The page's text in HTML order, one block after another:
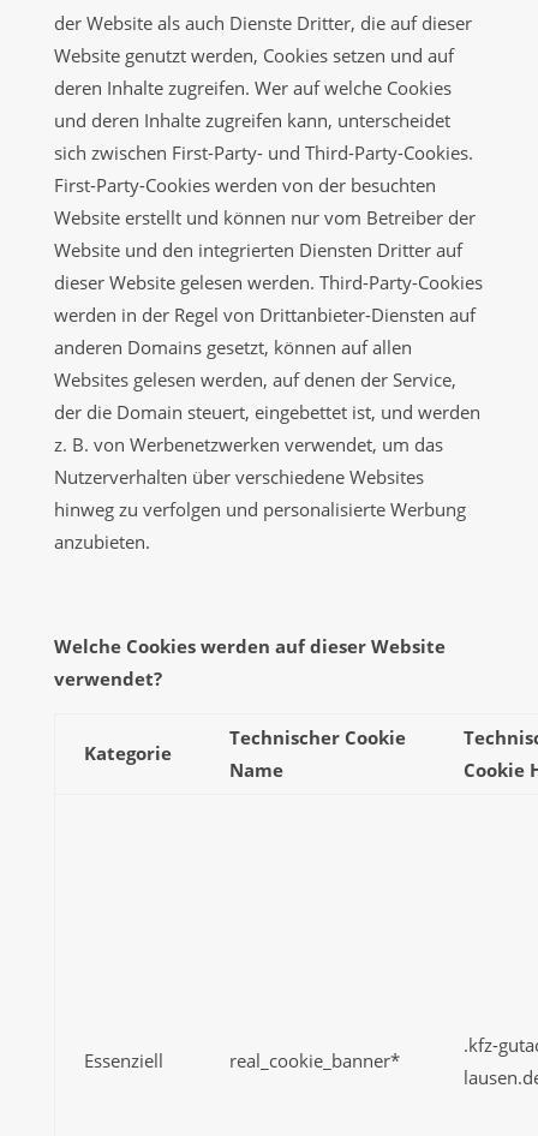
der Website als auch Dienste Dritter, die auf dieser
Website genutzt werden, Cookies setzen und auf
deren Inhalte zugreifen. Wer auf welche Cookies
und deren Inhalte zugreifen kann, unterscheidet
sich zwischen First-Party- und Third-Party-Cookies.
First-Party-Cookies werden von der besuchten
Website erstellt und können nur vom Betreiber der
Website und den integrierten Diensten Dritter auf
dieser Website gelesen werden. Third-Party-Cookies
werden in der Regel von Drittanbieter-Diensten auf
anderen Domains gesetzt, können auf allen
Websites gelesen werden, auf denen der Service,
der die Domain steuert, eingebettet ist, und werden
z. B. von Werbenetzwerken verwendet, um das
Nutzerverhalten über verschiedene Websites
hinweg zu verfolgen und personalisierte Werbung
anzubieten.
Welche Cookies werden auf dieser Website
verwendet?
Kategorie
Technischer Cookie
Name
Cookie
Essenziell real_cookie_banner*
.kfz-